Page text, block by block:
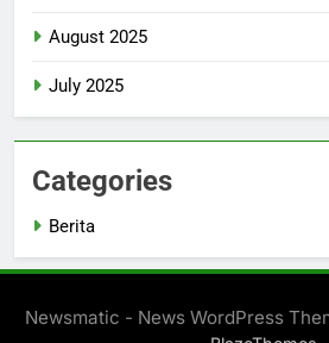
August 2025
July 2025
Categories
Berita
Newsmatic - News WordPress